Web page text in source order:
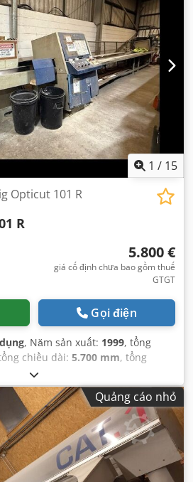
1 / 15
Opticut 101 R
R
5.800 €
giá cố định chưa bao gồm thuế
GTGT
Gọi điện
, Năm sản xuất: 1999, tổng
chiều dài: 5.700 mm, tổng
Quảng cáo nhỏ